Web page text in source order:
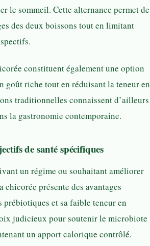
le sommeil. Cette alternance permet de
des deux boissons tout en limitant
constituent également une option
goût riche tout en réduisant la teneur en
traditionnelles connaissent d’ailleurs
la gastronomie contemporaine.
de santé spécifiques
un régime ou souhaitant améliorer
chicorée présente des avantages
et sa faible teneur en
judicieux pour soutenir le microbiote
un apport calorique contrôlé.